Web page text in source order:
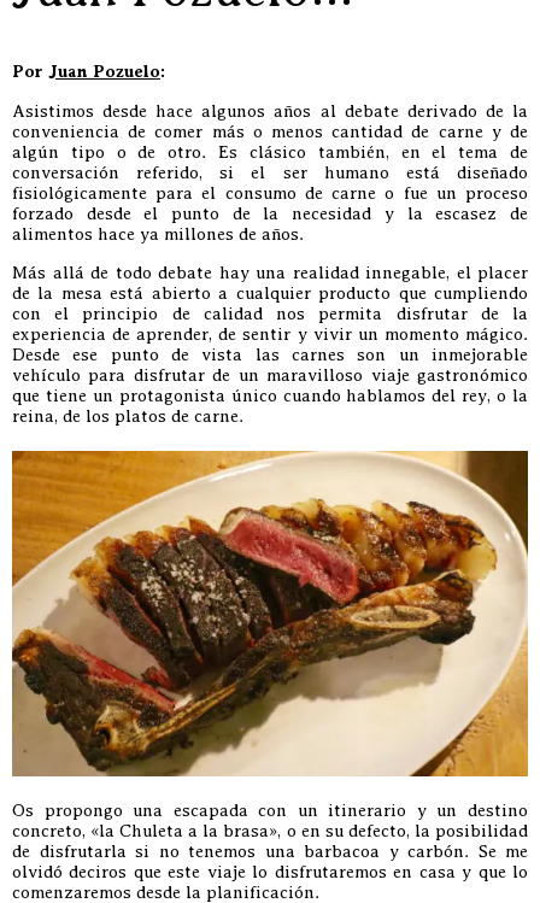
Por Juan Pozuelo:
Asistimos desde hace algunos años al debate derivado de la
conveniencia de comer más o menos cantidad de carne y de
algún tipo o de otro. Es clásico también, en el tema de
conversación referido, si el ser humano está diseñado
fisiológicamente para el consumo de carne o fue un proceso
forzado desde el punto de la necesidad y la escasez de
alimentos hace ya millones de años.
Más allá de todo debate hay una realidad innegable, el placer
de la mesa está abierto a cualquier producto que cumpliendo
con el principio de calidad nos permita disfrutar de la
experiencia de aprender, de sentir y vivir un momento mágico.
Desde ese punto de vista las carnes son un inmejorable
vehículo para disfrutar de un maravilloso viaje gastronómico
que tiene un protagonista único cuando hablamos del rey, o la
reina, de los platos de carne.
Os propongo una escapada con un itinerario y un destino
concreto, «la Chuleta a la brasa», o en su defecto, la posibilidad
de disfrutarla si no tenemos una barbacoa y carbón. Se me
olvidó deciros que este viaje lo disfrutaremos en casa y que lo
comenzaremos desde la planificación.